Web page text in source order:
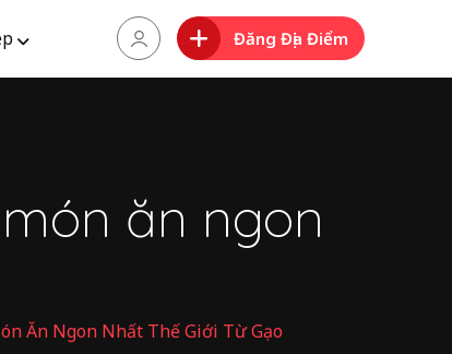
Đăng Địa Điểm
ăn ngon
Ăn Ngon Nhất Thế Giới Từ Gạo